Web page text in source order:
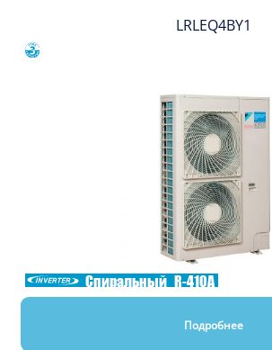
LRLEQ4BY1
Спиральный R-410A
Подробнее